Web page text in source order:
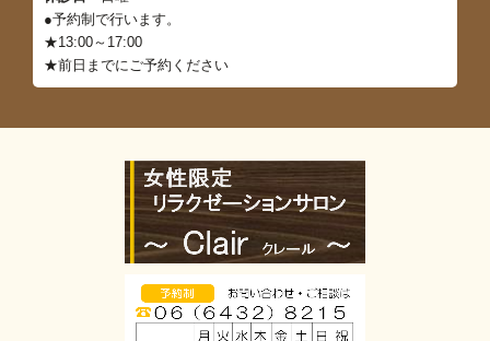
●予約制で行います。
★13:00～17:00
★前日までにご予約ください